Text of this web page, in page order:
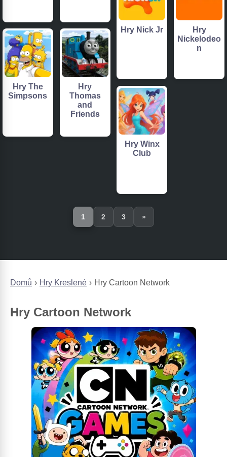
Domů Hry Kreslené Hry Cartoon Network
Hry Cartoon Network
Hry Nick Jr
Hry
Nickelodeo
n
Hry The
Simpsons
Hry
Thomas
and
Friends
Hry Winx
Club
1 2 3 »